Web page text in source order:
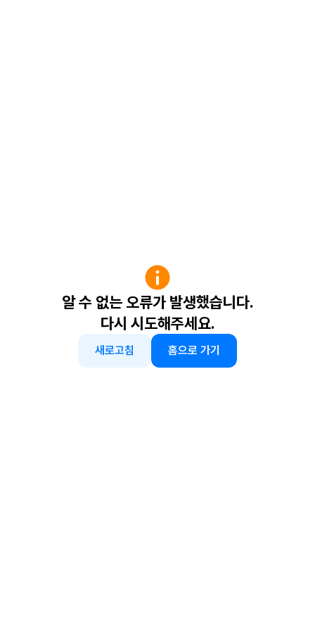
알 수 없는 오류가 발생했습니다.
다시 시도해주세요.
새로고침 홈으로 가기